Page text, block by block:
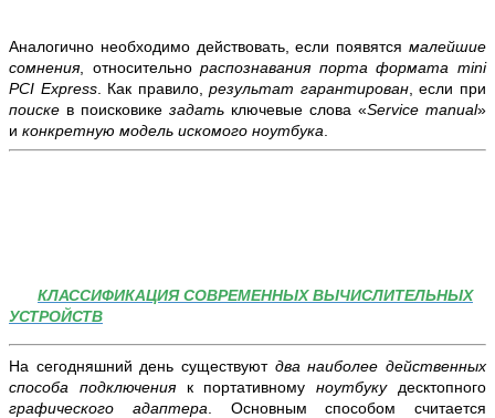
Аналогично необходимо действовать, если появятся малейшие
сомнения, относительнораспознавания порта формата mini
PCI Express. Как правило,результат гарантирован, если при
поиске в поисковике задать ключевые слова «Service manual»
и конкретную модель искомого ноутбука.
КЛАССИФИКАЦИЯ СОВРЕМЕННЫХ ВЫЧИСЛИТЕЛЬНЫХ
УСТРОЙСТВ
На сегодняшний день существуют два наиболее действенных
способа подключенияк портативномуноутбуку десктопного
графического адаптера . Основным способом считается